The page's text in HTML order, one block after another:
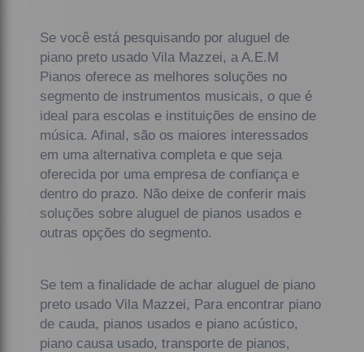
Se você está pesquisando por aluguel de
piano preto usado Vila Mazzei, a A.E.M
Pianos oferece as melhores soluções no
segmento de instrumentos musicais, o que é
ideal para escolas e instituições de ensino de
música. Afinal, são os maiores interessados
em uma alternativa completa e que seja
oferecida por uma empresa de confiança e
dentro do prazo. Não deixe de conferir mais
soluções sobre aluguel de pianos usados e
outras opções do segmento.
Se tem a finalidade de achar aluguel de piano
preto usado Vila Mazzei, Para encontrar piano
de cauda, pianos usados e piano acústico,
piano causa usado, transporte de pianos,